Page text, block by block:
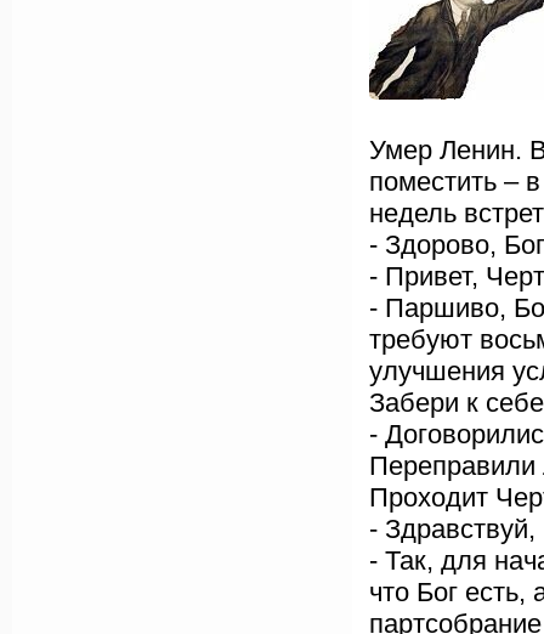
Умер Ленин.
поместить –
недель
- Здорово,
- Привет,
- Паршиво,
требуют
улучшения
Забери к
-
Переправили
Проходит
- Здравствуй,
- Так, для
что Бог есть,